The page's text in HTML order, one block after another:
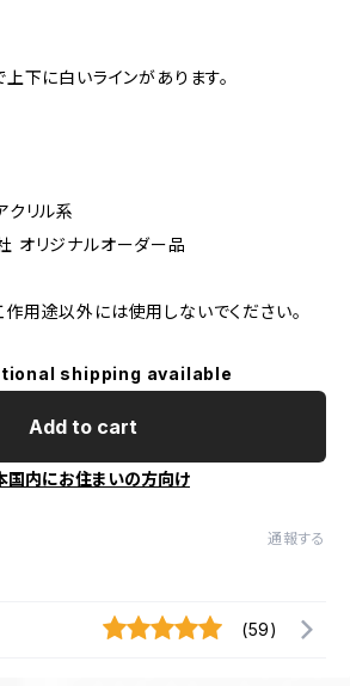
下に白いラインがあります。
リル系
オリジナルオーダー品
用途以外には使用しないでください。
shipping available
Add to cart
国内にお住まいの方向け
通報する
(59)